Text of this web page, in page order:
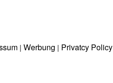
| Werbung | Privatcy Policy